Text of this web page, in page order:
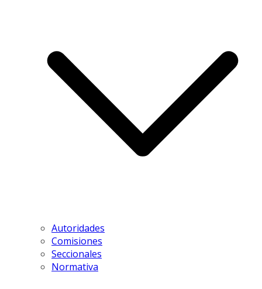
Autoridades
Comisiones
Seccionales
Normativa